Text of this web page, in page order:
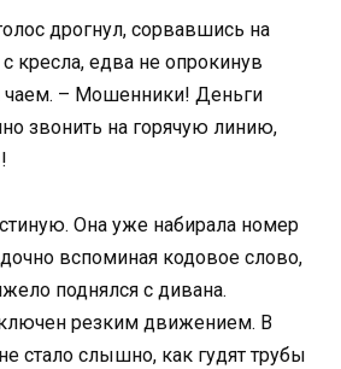
дрогнул, сорвавшись на
кресла, едва не опрокинув
– Мошенники! Деньги
звонить на горячую линию,
Она уже набирала номер
вспоминая кодовое слово,
поднялся с дивана.
резким движением. В
стало слышно, как гудят трубы